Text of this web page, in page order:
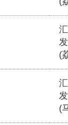
(
(